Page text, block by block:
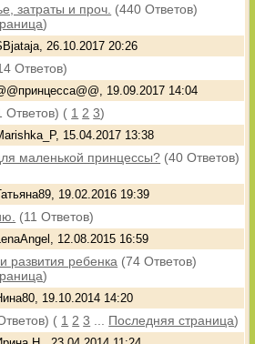
затраты и проч. (440 Ответов)
)
26.10.2017 20:26
Ответов)
19.09.2017 14:04
Ответов) ( 1 2 3)
15.04.2017 13:38
маленькой принцессы? (40 Ответов)
19.02.2016 19:39
(11 Ответов)
12.08.2015 16:59
развития ребенка (74 Ответов)
)
19.10.2014 14:20
( 1 2 3 Последняя страница)